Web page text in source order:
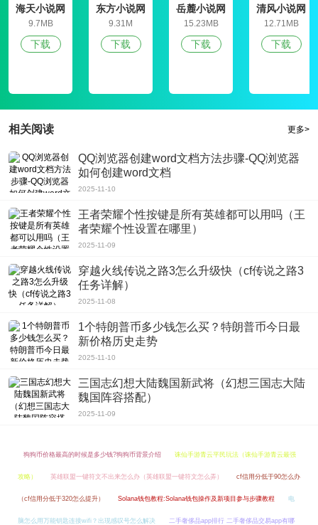
发生各种有趣的事情,比如新书榜、潜力榜、收藏榜、完本榜、经典榜随时看书相
当不错，
4、有了它，让你从此不再闹书荒，最新、最热门的小说这里都有哦，是完全免
1、续世书迷吧官网最新版app提供了丰富的小说资源，不同类型的小说都能速快
2、总而言之，就是各种的想坑我们的钱。这次给大家带福利了，有了它可以不
用再为小说付费而烦恼，让你没花一分钱就能看着你喜爱的小说，
3、轻松输入关键字词就能够一键搜索你想要的小说资源。为大家带来的是小说
免费版，随时都能看自己喜欢的内容，无论在线阅读还是离线缓存，
4、海量的小说资源收集，智能舒适化的阅读感受，软件有非常详细的小说分
类，玄幻小说，科幻小说，异界纵横，都市言情之类都应有尽有，
软件评测
续世书迷吧官网最新版app还有好友社交专区，你可以把自己对这部小说的感想
发布出去，与其他的读者共同交流，你有更多的时间看小说;
海天小说网
9.7MB
下载
东方小说网
9.31M
下载
岳麓小说网
15.23MB
下载
清风小说网
12.71MB
下载
相关阅读 更多>
QQ浏览器创建word文档方法步骤-QQ浏览器
如何创建word文档
2025-11-10
王者荣耀个性按键是所有英雄都可以用吗（王
者荣耀个性设置在哪里）
2025-11-09
穿越火线传说之路3怎么升级快（cf传说之路3
任务详解）
2025-11-08
1个特朗普币多少钱怎么买？特朗普币今日最
新价格历史走势
2025-11-10
三国志幻想大陆魏国新武将（幻想三国志大陆
魏国阵容搭配）
2025-11-09
狗狗币价格最高的时候是多少钱?狗狗币背景介绍 诛仙手游青云平民玩法（诛仙手游青云最强
攻略） 英雄联盟一键符文不出来怎么办（英雄联盟一键符文怎么弄） cf信用分低于90怎么办
（cf信用分低于320怎么提升） Solana钱包教程:Solana钱包操作及新项目参与步骤教程 电
脑怎么用万能钥匙连接wifi？出现感叹号怎么解决 二手奢侈品app排行 二手奢侈品交易app有哪